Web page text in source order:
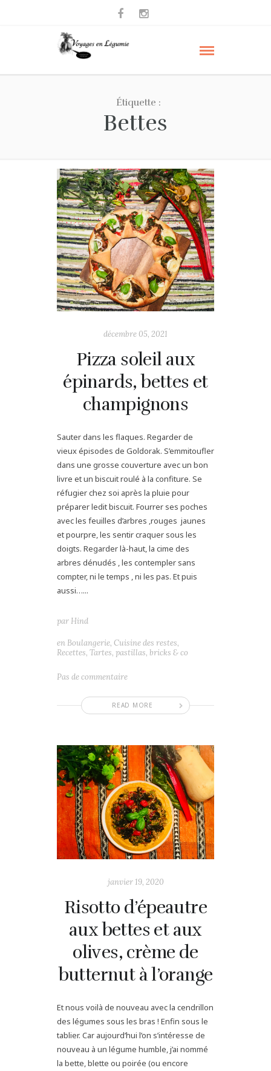
Étiquette :
Bettes
décembre 05, 2021
Pizza soleil aux
épinards, bettes et
champignons
Sauter dans les flaques. Regarder de
vieux épisodes de Goldorak. S’emmitoufler
dans une grosse couverture avec un bon
livre et un biscuit roulé à la confiture. Se
réfugier chez soi après la pluie pour
préparer ledit biscuit. Fourrer ses poches
avec les feuilles d’arbres ,rouges jaunes
et pourpre, les sentir craquer sous les
doigts. Regarder là-haut, la cime des
arbres dénudés , les contempler sans
compter, ni le temps , ni les pas. Et puis
aussi…...
READ MORE
par Hind
en Boulangerie, Cuisine des restes,
Recettes, Tartes, pastillas, bricks & co
Pas de commentaire
janvier 19, 2020
Risotto d’épeautre
aux bettes et aux
olives, crème de
butternut à l’orange
Et nous voilà de nouveau avec la cendrillon
des légumes sous les bras ! Enfin sous le
tablier. Car aujourd’hui l’on s’intéresse de
nouveau à un légume humble, j’ai nommé
la bette, blette ou poirée (ou encore